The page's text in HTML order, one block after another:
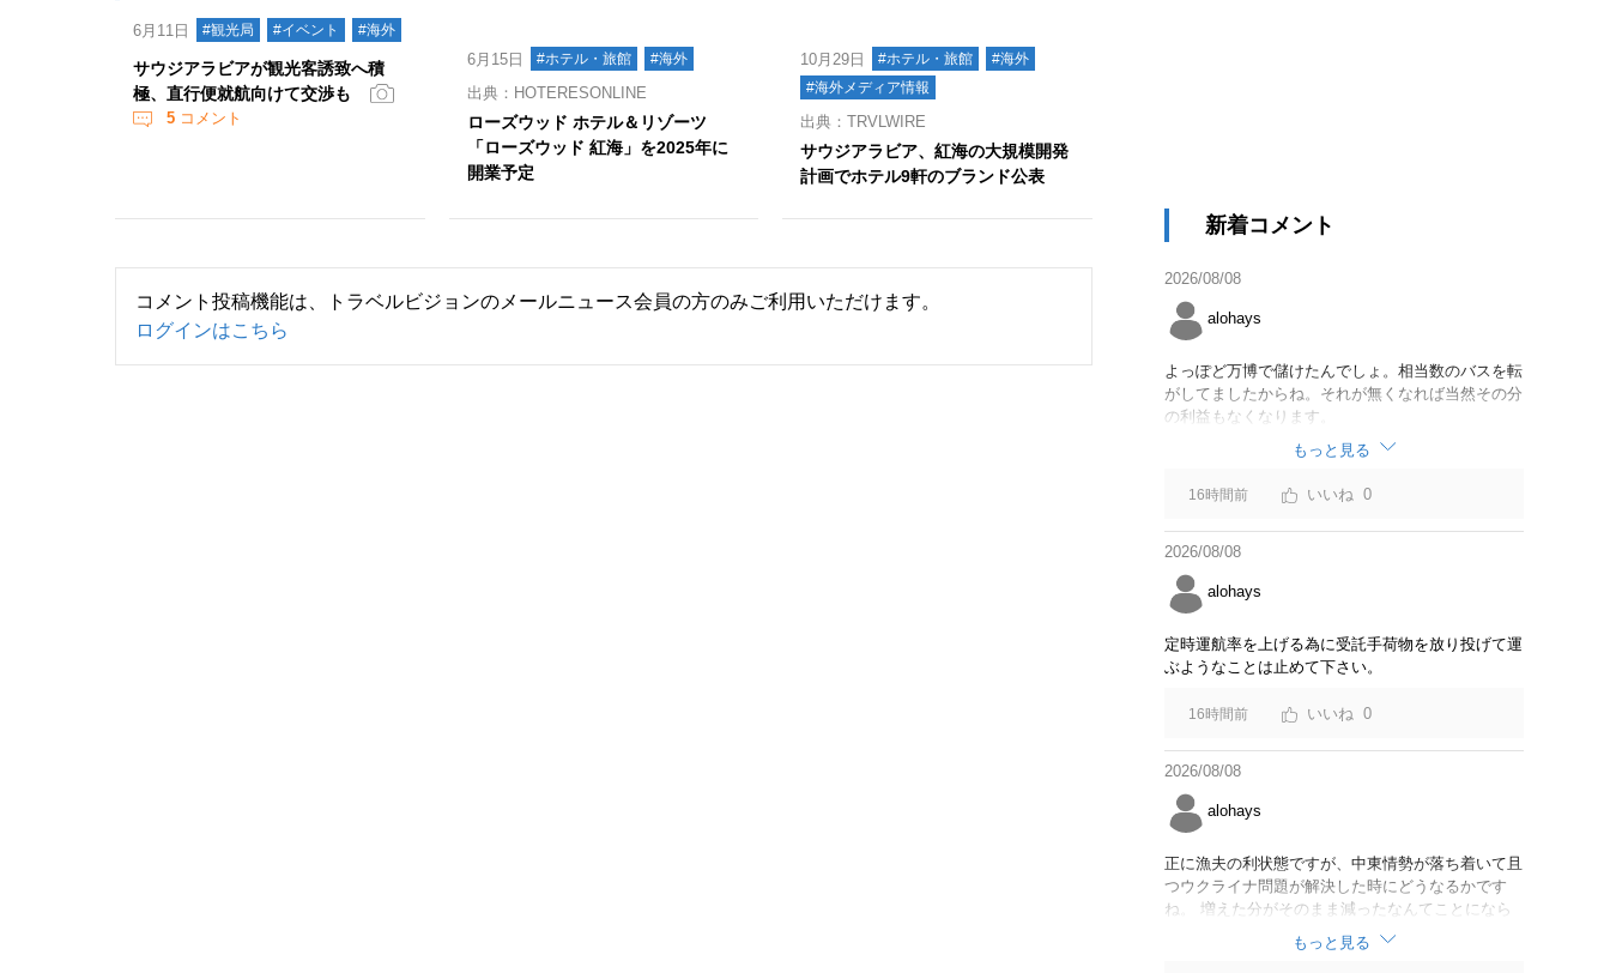
6月11日 #観光局 #イベント #海外
サウジアラビアが観光客誘致へ積
極、直行便就航向けて交渉も
5 コメント
6月15日 #ホテル・旅館 #海外
出典：HOTERESONLINE
ローズウッド ホテル＆リゾーツ
「ローズウッド 紅海」を2025年に
開業予定
10月29日 #ホテル・旅館
#海外
#海外メディア情報
出典：TRVLWIRE
サウジアラビア、紅海の大規模開発
計画でホテル9軒のブランド公表
コメント投稿機能は、トラベルビジョンのメールニュース会員の方のみご利用いただけます。
ログインはこちら
新着コメント
2026/08/08
alohays
よっぽど万博で儲けたんでしょ。相当数のバスを転
がしてましたからね。それが無くなれば当然その分
の利益もなくなります。
もっと見る
16時間前 0
2026/08/08
alohays
定時運航率を上げる為に受託手荷物を放り投げて運
ぶようなことは止めて下さい。
16時間前 0
2026/08/08
alohays
正に漁夫の利状態ですが、中東情勢が落ち着いて且
つウクライナ問題が解決した時にどうなるかです
ね。 増えた分がそのまま減ったなんてことになら
なければいいですが。
もっと見る